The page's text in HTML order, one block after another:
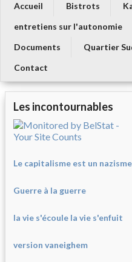
Accueil Bistrots
entretiens sur l'autonomie
Documents
Quartier
Contact
Les incontournables
Le capitalisme est un nazisme
Guerre à la guerre
la vie s'écoule la vie s'enfuit
version vaneighem